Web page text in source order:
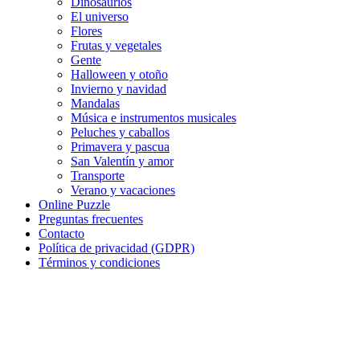
Frutas y vegetales
Halloween y otoño
Invierno y navidad
Mandalas
Música e instrumentos musicales
El universo
Flores
Frutas y vegetales
Gente
Halloween y otoño
Invierno y navidad
Mandalas
Música e instrumentos musicales
Peluches y caballos
Primavera y pascua
San Valentín y amor
Transporte
Verano y vacaciones
Online Puzzle
Preguntas frecuentes
Contacto
Política de privacidad (GDPR)
Términos y condiciones